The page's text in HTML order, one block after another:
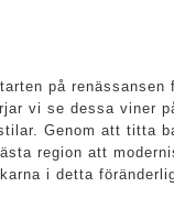
på
vi se dessa viner
Genom att titta
region att
i detta